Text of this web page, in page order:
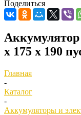
Поделиться
х 175 х 190
Главная
-
Каталог
-
Аккумуляторы и